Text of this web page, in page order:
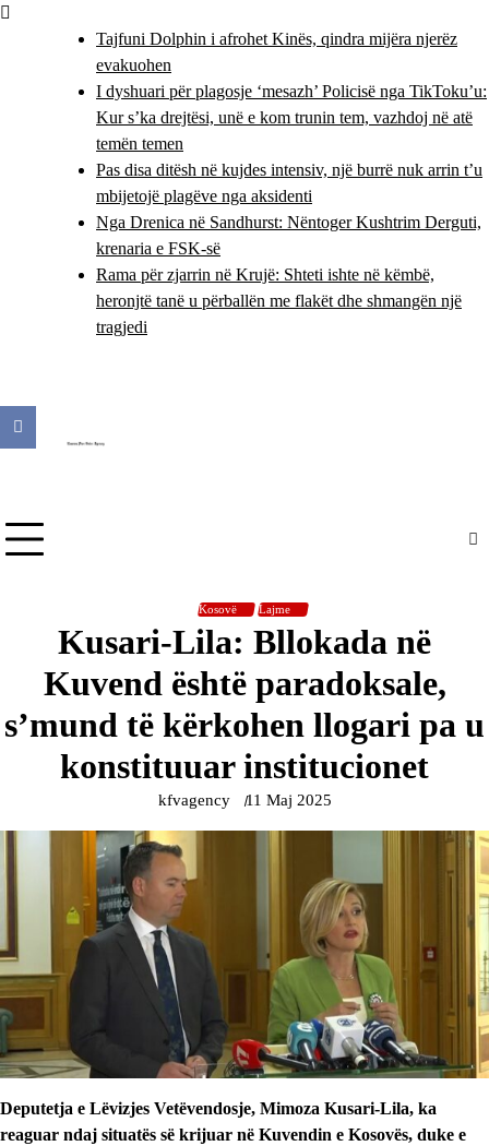
Skip
Tajfuni Dolphin i afrohet Kinës, qindra mijëra njerëz
evakuohen
I dyshuari për plagosje ‘mesazh’ Policisë nga TikToku’u:
Kur s’ka drejtësi, unë e kom trunin tem, vazhdoj në atë
temën temen
Pas disa ditësh në kujdes intensiv, një burrë nuk arrin t’u
mbijetojë plagëve nga aksidenti
Nga Drenica në Sandhurst: Nëntoger Kushtrim Derguti,
krenaria e FSK-së
Rama për zjarrin në Krujë: Shteti ishte në këmbë,
heronjtë tanë u përballën me flakët dhe shmangën një
tragjedi
Kosovë Lajme
Kusari-Lila: Bllokada në
Kuvend është paradoksale,
s’mund të kërkohen llogari pa u
konstituuar institucionet
kfvagency 11 Maj 2025
Deputetja e Lëvizjes Vetëvendosje, Mimoza Kusari-Lila, ka
reaguar ndaj situatës së krijuar në Kuvendin e Kosovës, duke e